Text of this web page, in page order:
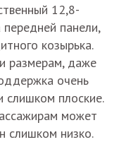
12,8-
панели,
козырька.
размерам, даже
очень
слишком плоские.
может
слишком низко.